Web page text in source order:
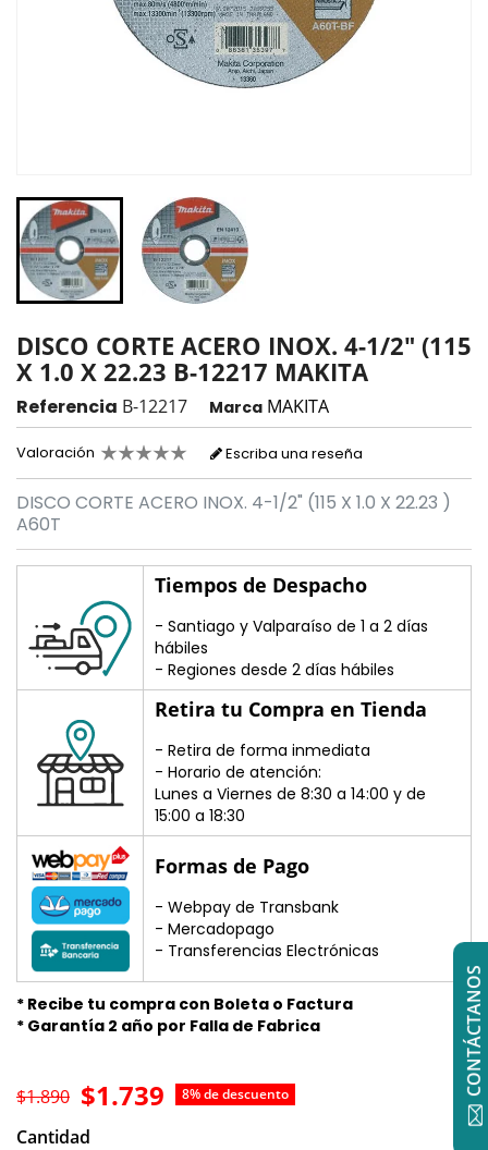
DISCO CORTE ACERO INOX. 4-1/2" (115
X 1.0 X 22.23 B-12217 MAKITA
Referencia B-12217 Marca MAKITA
Valoración Escriba una reseña
DISCO CORTE ACERO INOX. 4-1/2" (115 X 1.0 X 22.23 )
A60T
Tiempos de Despacho
- Santiago y Valparaíso de 1 a 2 días
hábiles
- Regiones desde 2 días hábiles
Retira tu Compra en Tienda
- Retira de forma inmediata
- Horario de atención:
Lunes a Viernes de 8:30 a 14:00 y de
15:00 a 18:30
Formas de Pago
- Webpay de Transbank
- Mercadopago
- Transferencias Electrónicas
* Recibe tu compra con Boleta o Factura
* Garantía 2 año por Falla de Fabrica
$1.739 8% de descuento
$1.890
Cantidad
CONTÁCTANOS